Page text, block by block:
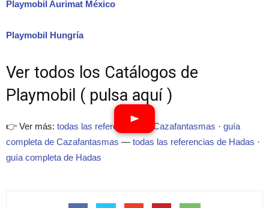
Playmobil Aurimat México
Playmobil Hungría
Ver todos los Catálogos de
Playmobil ( pulsa aquí )
👉 Ver más: todas las referencias de Cazafantasmas · guía
completa de Cazafantasmas — todas las referencias de Hadas ·
guía completa de Hadas